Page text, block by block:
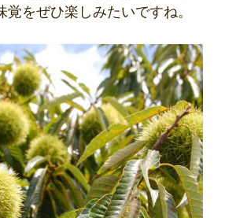
をぜひ楽しみたいですね。